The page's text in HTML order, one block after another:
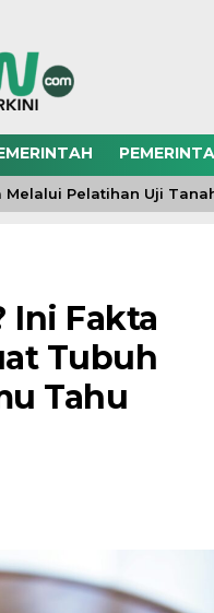
Pelatihan Uji
Ini Fakta
Tubuh
Tahu